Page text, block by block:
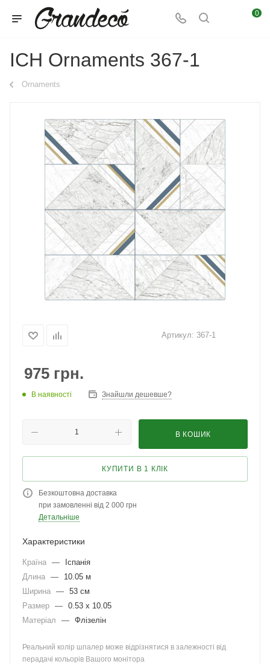
0
ICH Ornaments 367-1
Ornaments
Артикул: 367-1
975 грн.
В наявності Знайшли дешевше?
В КОШИК
КУПИТИ В 1 КЛІК
Безкоштовна доставка
при замовленні від 2 000 грн
Детальніше
Характеристики
Країна —
Іспанія
Длина —
10.05 м
Ширина — 53 см
Размер — 0.53 x 10.05
Матеріал
— Флізелін
Реальний колір шпалер може відрізнятися в залежності від
перадачі кольорів Вашого монітора